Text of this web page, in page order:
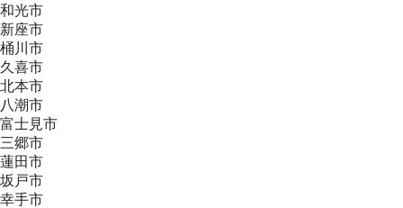
和光市
新座市
桶川市
久喜市
北本市
八潮市
富士見市
三郷市
蓮田市
坂戸市
幸手市